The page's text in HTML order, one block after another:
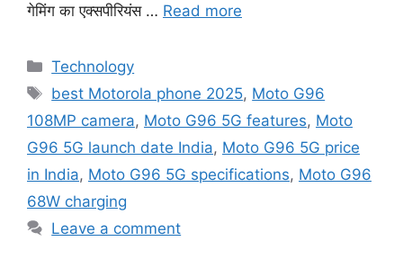
गेमिंग का एक्सपीरियंस … Read more
Categories
Technology
Tags
best Motorola phone 2025, Moto G96
108MP camera, Moto G96 5G features, Moto
G96 5G launch date India, Moto G96 5G price
in India, Moto G96 5G specifications, Moto G96
68W charging
Leave a comment